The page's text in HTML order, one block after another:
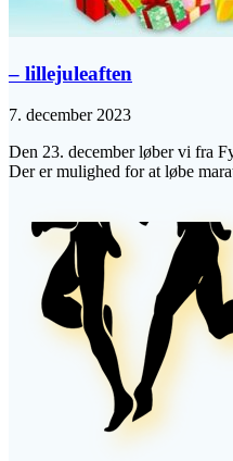
– lillejuleaften
7. december 2023
Den 23. december løber vi fra
Der er mulighed for at løbe